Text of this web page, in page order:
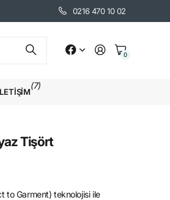
0216 470 10 02
0
(7)
Tişört
to Garment) teknolojisi ile